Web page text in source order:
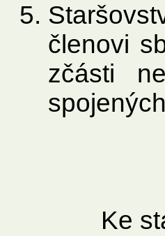
členovi
zčásti
Ke